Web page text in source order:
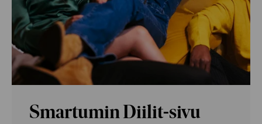
Smartumin Diilit-sivu